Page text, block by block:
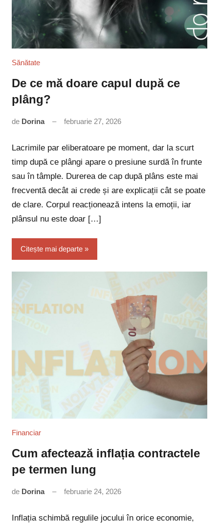
Sănătate
De ce mă doare capul după ce
plâng?
de Dorina februarie 27, 2026
Lacrimile par eliberatoare pe moment, dar la scurt
timp după ce plângi apare o presiune surdă în frunte
sau în tâmple. Durerea de cap după plâns este mai
frecventă decât ai crede și are explicații cât se poate
de clare. Corpul reacționează intens la emoții, iar
plânsul nu este doar […]
Citește mai departe
Financiar
Cum afectează inflația contractele
pe termen lung
de Dorina februarie 24, 2026
Inflația schimbă regulile jocului în orice economie,